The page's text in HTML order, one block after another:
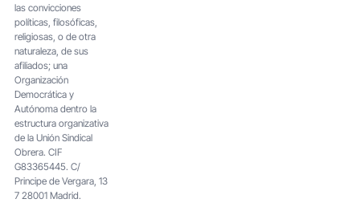
las convicciones
políticas, filosóficas,
religiosas, o de otra
naturaleza, de sus
afiliados; una
Organización
Democrática y
Autónoma dentro la
estructura organizativa
de la Unión Sindical
Obrera. CIF
G83365445. C/
Principe de Vergara, 13
7 28001 Madrid.